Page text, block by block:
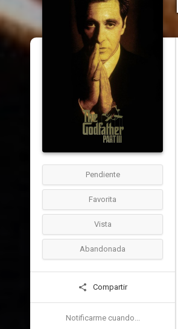
Pendiente
Favorita
Vista
Abandonada
Compartir
Notificarme cuando...